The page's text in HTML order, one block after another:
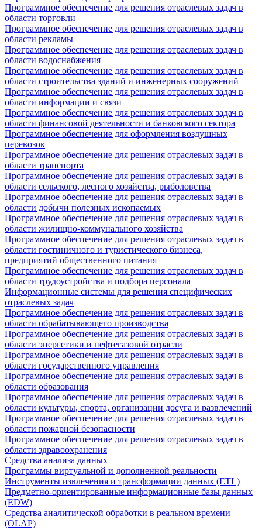
Программное обеспечение для решения отраслевых задач в
области торговли
Программное обеспечение для решения отраслевых задач в
области рекламы
Программное обеспечение для решения отраслевых задач в
области водоснабжения
Программное обеспечение для решения отраслевых задач в
области строительства зданий и инженерных сооружений
Программное обеспечение для решения отраслевых задач в
области информации и связи
Программное обеспечение для решения отраслевых задач в
области финансовой деятельности и банковского сектора
Программное обеспечение для оформления воздушных
перевозок
Программное обеспечение для решения отраслевых задач в
области транспорта
Программное обеспечение для решения отраслевых задач в
области сельского, лесного хозяйства, рыболовства
Программное обеспечение для решения отраслевых задач в
области добычи полезных ископаемых
Программное обеспечение для решения отраслевых задач в
области жилищно-коммунального хозяйства
Программное обеспечение для решения отраслевых задач в
области гостиничного и туристического бизнеса,
предприятий общественного питания
Программное обеспечение для решения отраслевых задач в
области трудоустройства и подбора персонала
Информационные системы для решения специфических
отраслевых задач
Программное обеспечение для решения отраслевых задач в
области обрабатывающего производства
Программное обеспечение для решения отраслевых задач в
области энергетики и нефтегазовой отрасли
Программное обеспечение для решения отраслевых задач в
области государственного управления
Программное обеспечение для решения отраслевых задач в
области образования
Программное обеспечение для решения отраслевых задач в
области культуры, спорта, организации досуга и развлечений
Программное обеспечение для решения отраслевых задач в
области пожарной безопасности
Программное обеспечение для решения отраслевых задач в
области здравоохранения
Средства анализа данных
Программы виртуальной и дополненной реальности
Инструменты извлечения и трансформации данных (ETL)
Предметно-ориентированные информационные базы данных
(EDW)
Средства аналитической обработки в реальном времени
(OLAP)